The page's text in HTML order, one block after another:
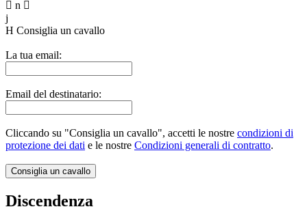
 n 
j
H Consiglia un cavallo
La tua email:
Email del destinatario:
Cliccando su "Consiglia un cavallo", accetti le nostre condizioni di
protezione dei dati e le nostre Condizioni generali di contratto.
Discendenza